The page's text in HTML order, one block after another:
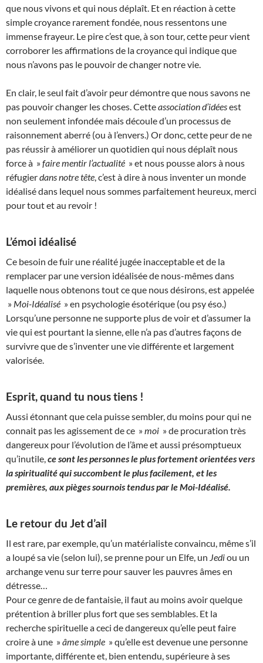
que nous vivons et qui nous déplaît. Et en réaction à cette
simple croyance rarement fondée, nous ressentons une
immense frayeur. Le pire c’est que, à son tour, cette peur vient
corroborer les affirmations de la croyance qui indique que
nous n’avons pas le pouvoir de changer notre vie.
En clair, le seul fait d’avoir peur démontre que nous savons ne
pas pouvoir changer les choses. Cetteassociation d’idéesest
non seulement infondée mais découle d’un processus de
raisonnement aberré (ou à l’envers.) Or donc, cette peur de ne
pas réussir à améliorer un quotidien qui nous déplaît nous
force à »faire mentir l’actualité » et nous pousse alors à nous
réfugierdans notre tête , c’est à dire à nous inventer un monde
idéalisé dans lequel nous sommes parfaitement heureux, merci
pour tout et au revoir !
L’émoi idéalisé
Ce besoin de fuir une réalité jugée inacceptable et de la
remplacer par une version idéalisée de nous-mêmes dans
laquelle nous obtenons tout ce que nous désirons, est appelée
» Moi-Idéalisé » en psychologie ésotérique (ou psy éso.)
Lorsqu’une personne ne supporte plus de voir et d’assumer la
vie qui est pourtant la sienne, elle n’a pas d’autres façons de
survivre que de s’inventer une vie différente et largement
valorisée.
Esprit, quand tu nous tiens !
Aussi étonnant que cela puisse sembler, du moins pour qui ne
connait pas les agissement de ce »moi » de procuration très
dangereux pour l’évolution de l’âme et aussi présomptueux
qu’inutile, ce sont les personnes le plus fortement orientées vers
la spiritualité qui succombent le plus facilement, et les
premières, aux pièges sournois tendus par le Moi-Idéalisé.
Le retour du Jet d’ail
Il est rare, par exemple, qu’un matérialiste convaincu, même s’il
a loupé sa vie (selon lui), se prenne pour un Elfe, un Jediou un
archange venu sur terre pour sauver les pauvres âmes en
détresse…
Pour ce genre de de fantaisie, il faut au moins avoir quelque
prétention à briller plus fort que ses semblables. Et la
recherche spirituelle a ceci de dangereux qu’elle peut faire
croire à une »âme simple » qu’elle est devenue une personne
importante, différente et, bien entendu, supérieure à ses